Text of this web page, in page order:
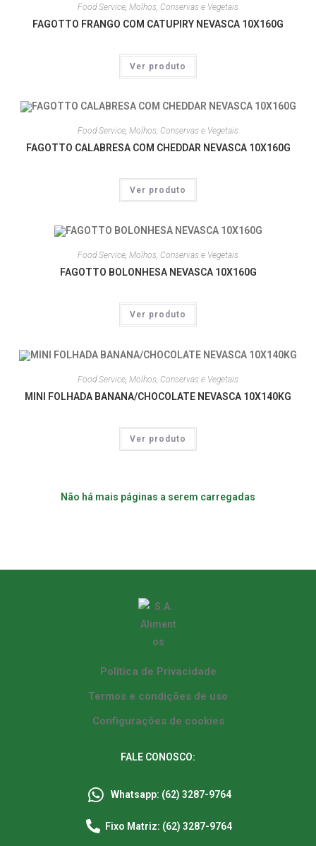
Food Service Molhos, Conservas e Vegetais
FAGOTTO FRANGO COM CATUPIRY NEVASCA 10X160G
Ver produto
Food Service, Molhos, Conservas e Vegetais
FAGOTTO CALABRESA COM CHEDDAR NEVASCA 10X160G
Ver produto
Food Service, Molhos, Conservas e Vegetais
FAGOTTO BOLONHESA NEVASCA 10X160G
Ver produto
Food Service, Molhos, Conservas e Vegetais
MINI FOLHADA BANANA/CHOCOLATE NEVASCA 10X140KG
Ver produto
Não há mais páginas a serem carregadas
Política de Privacidade
Termos e condições de uso
Configurações de cookies
FALE CONOSCO:
Whatsapp: (62) 3287-9764
Fixo Matriz: (62) 3287-9764